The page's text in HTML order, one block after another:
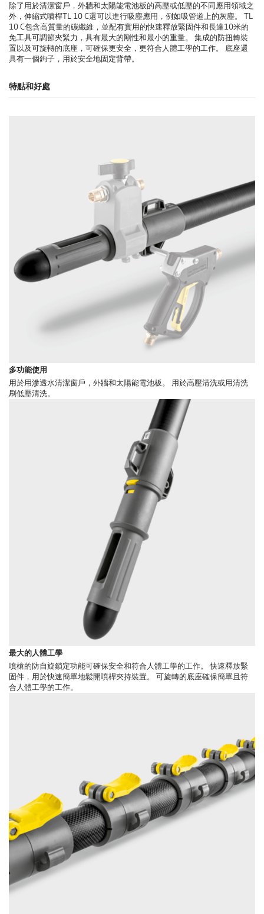
除了用於清潔窗戶，外牆和太陽能電池板的高壓或低壓的不同應用領域之
外，伸縮式噴桿TL 10 C還可以進行吸塵應用，例如吸管道上的灰塵。 TL
10 C包含高質量的碳纖維，並配有實用的快速釋放緊固件和長達10米的
免工具可調節夾緊力，具有最大的剛性和最小的重量。 集成的防扭轉裝
置以及可旋轉的底座，可確保更安全，更符合人體工學的工作。 底座還
具有一個鉤子，用於安全地固定背帶。
特點和好處
多功能使用
用於用滲透水清潔窗戶，外牆和太陽能電池板。 用於高壓清洗或用清洗
刷低壓清洗。
最大的人體工學
噴槍的防自旋鎖定功能可確保安全和符合人體工學的工作。 快速釋放緊
固件，用於快速簡單地鬆開噴桿夾持裝置。 可旋轉的底座確保簡單且符
合人體工學的工作。